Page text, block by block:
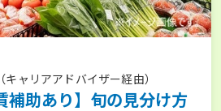
ャリアアドバイザー経由）
補助あり】旬の見分け方